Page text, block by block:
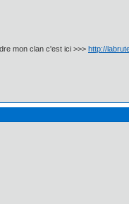
mon clan c'est ici >>> http://